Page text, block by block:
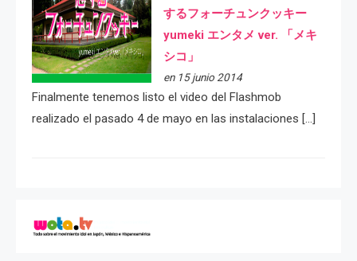
するフォーチュンクッキー
yumeki エンタメ ver. 「メキ
シコ」
en 15 junio 2014
Finalmente tenemos listo el video del Flashmob
realizado el pasado 4 de mayo en las instalaciones […]